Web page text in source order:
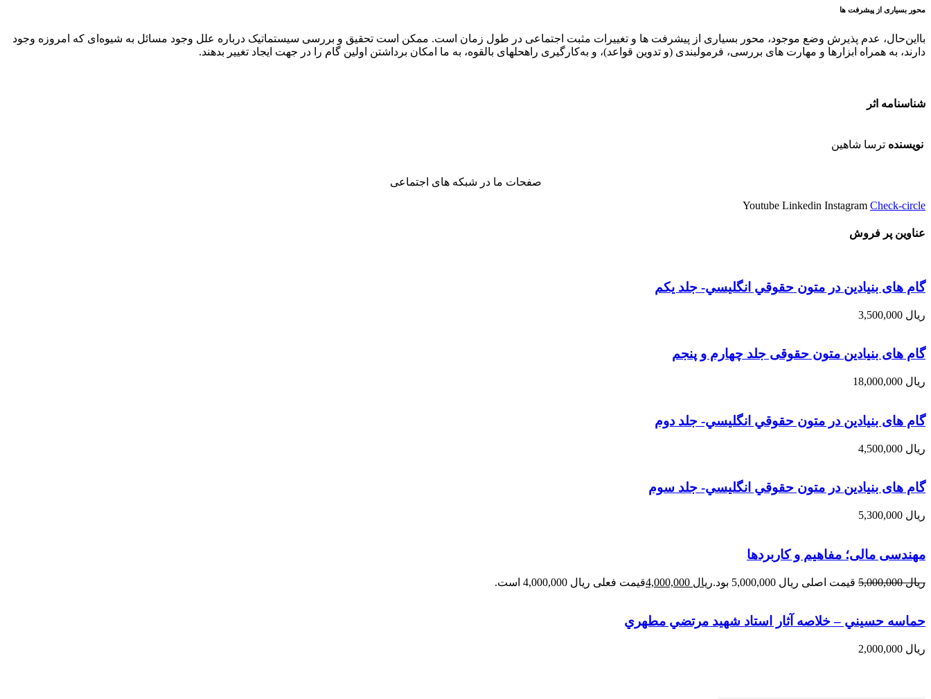
محور بسیاری از پیشرفت­ ها
بااین‌حال، عدم پذیرش وضع موجود، محور بسیاری از پیشرفت­ ها و تغییرات مثبت اجتماعی در طول زمان است. ممکن است تحقیق و بررسی سیستماتیک درباره علل وجود مسائل به شیوه‌ای که امروزه وجود
دارند، به همراه ابزارها و مهارت­ های بررسی، فرمول­بندی (و تدوین قواعد)، و به‌کارگیری راه­حل­های بالقوه، به ما امکان برداشتن اولین گام را در جهت ایجاد تغییر بدهند.
شناسنامه اثر
نویسنده ترسا شاهين
صفحات ما در شبکه های اجتماعی
Youtube Linkedin Instagram Check-circle
عناوین پر فروش
گام های بنیادین در متون حقوقي انگليسي- جلد يكم
ریال
گام های بنیادین متون حقوقی جلد چهارم و پنجم
ریال
گام های بنیادین در متون حقوقي انگليسي- جلد دوم
ریال
گام های بنیادین در متون حقوقي انگليسي- جلد سوم
ریال
مهندسی مالی؛ مفاهیم و کاربردها
ریال5,000,000 قیمت اصلی ریال 5,000,000 بود. ریال قیمت فعلی ریال 4,000,000 است.
حماسه حسيني – خلاصه آثار استاد شهيد مرتضي مطهري
ریال